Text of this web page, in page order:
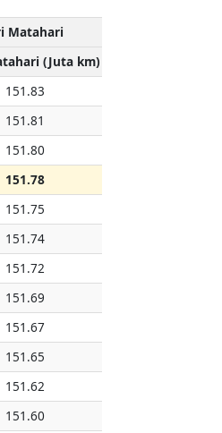
Matahari
(Juta km)
151.83
151.81
151.80
151.78
151.75
151.74
151.72
151.69
151.67
151.65
151.62
151.60